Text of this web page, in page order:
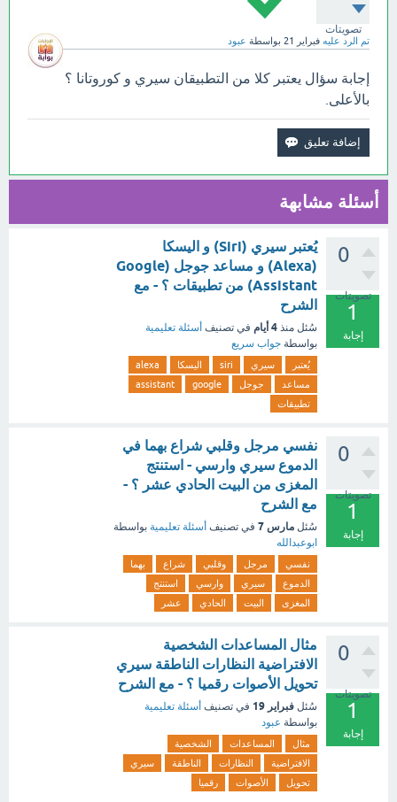
تصويتات
تم الرد عليه فبراير 21 بواسطة عبود
إجابة سؤال يعتبر كلا من التطبيقان سيري و كوروتانا ؟
بالأعلى.
أسئلة مشابهة
0
تصويتات
1
إجابة
يُعتبر سيري (Siri) و اليسكا
(Alexa) و مساعد جوجل (Google
Assistant) من تطبيقات ؟ - مع
الشرح
سُئل منذ 4 أيام في تصنيف أسئلة تعليمية
بواسطة جواب سريع
يُعتبر سيري siri اليسكا
alexa
مساعد
جوجل google
assistant
تطبيقات
0
تصويتات
1
إجابة
نفسي مرجل وقلبي شراع بهما في
الدموع سيري وارسي - استنتج
المغزى من البيت الحادي عشر ؟ -
مع الشرح
سُئل مارس 7 في تصنيف أسئلة تعليمية بواسطة
ابوعبدالله
نفسي مرجل وقلبي شراع
بهما
الدموع
سيري وارسي
استنتج
المغزى
البيت الحادي عشر
0
تصويتات
1
إجابة
مثال المساعدات الشخصية
الافتراضية النظارات الناطقة سيري
تحويل الأصوات رقميا ؟ - مع الشرح
سُئل فبراير 19 في تصنيف أسئلة تعليمية
بواسطة عبود
مثال المساعدات
الشخصية
الافتراضية
النظارات الناطقة
سيري
تحويل
الأصوات رقميا